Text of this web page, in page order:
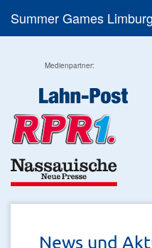
Summer Games Limburg
Medienpartner:
News und